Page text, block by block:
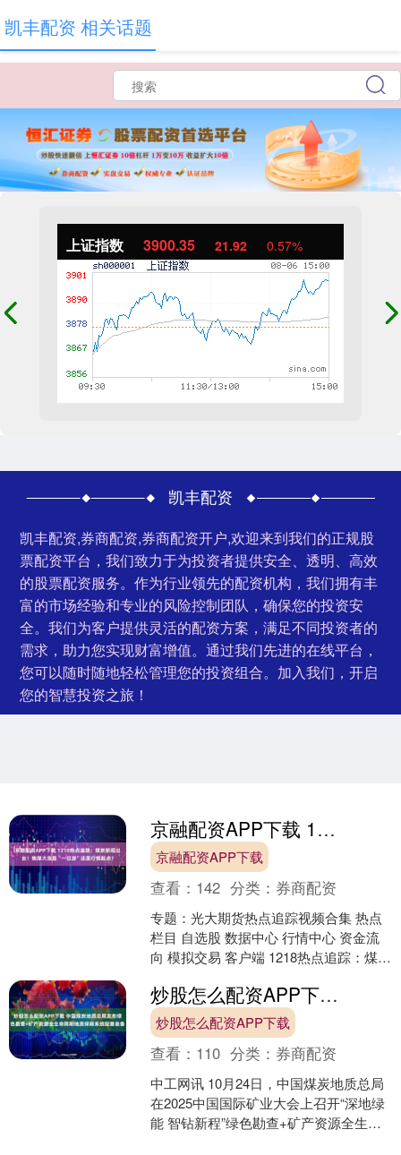
上证指数 3900.35 21.92 0.57%
凯丰配资
凯丰配资,券商配资,券商配资开户,欢迎来到我们的正规股
票配资平台，我们致力于为投资者提供安全、透明、高效
的股票配资服务。作为行业领先的配资机构，我们拥有丰
富的市场经验和专业的风险控制团队，确保您的投资安
全。我们为客户提供灵活的配资方案，满足不同投资者的
需求，助力您实现财富增值。通过我们先进的在线平台，
您可以随时随地轻松管理您的投资组合。加入我们，开启
您的智慧投资之旅！
凯丰配资 相关话题
京融配资APP下载 1218热点追踪：煤炭新规出台！焦煤大涨是“一日游”还是行情起点？
京融配资APP下载
查看： 142 分类： 券商配资
专题：光大期货热点追踪视频合集 热点
栏目 自选股 数据中心 行情中心 资金流
向 模拟交易 客户端 1218热点追踪：煤炭
起....
炒股怎么配资APP下载 中国煤炭地质总局发布绿色勘查+矿产资源全生命周期地质保障系统配套装备
炒股怎么配资APP下载
查看： 110 分类： 券商配资
中工网讯 10月24日，中国煤炭地质总局
在2025中国国际矿业大会上召开“深地绿
能 智钻新程”绿色勘查+矿产资源全生命